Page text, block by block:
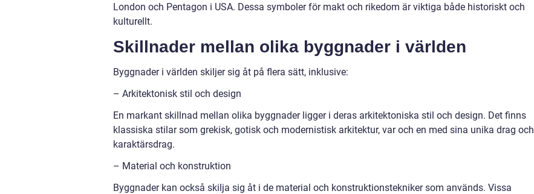
London och Pentagon i USA. Dessa symboler för makt och rikedom är viktiga både historiskt och
kulturellt.
Skillnader mellan olika byggnader i världen
Byggnader i världen skiljer sig åt på flera sätt, inklusive:
– Arkitektonisk stil och design
En markant skillnad mellan olika byggnader ligger i deras arkitektoniska stil och design. Det finns
klassiska stilar som grekisk, gotisk och modernistisk arkitektur, var och en med sina unika drag och
karaktärsdrag.
– Material och konstruktion
Byggnader kan också skilja sig åt i de material och konstruktionstekniker som används. Vissa